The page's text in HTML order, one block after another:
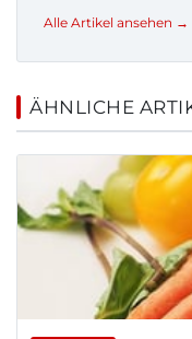
Alle Artikel ansehen →
ÄHNLICHE